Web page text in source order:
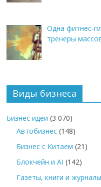
Одна фитнес-
тренеры
Виды бизнеса
Бизнес идеи (3 070)
Автобизнес (148)
Бизнес с Китаем (21)
Блокчейн и AI (142)
Газеты, книги и журналы